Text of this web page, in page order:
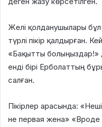
Желі қолданушылары
түрлі пікір қалдырған.
«Бақытты болыңыздар!»
енді бірі Ерболаттың
салған.
Пікірлер арасында:
не первая жена» «Вроде